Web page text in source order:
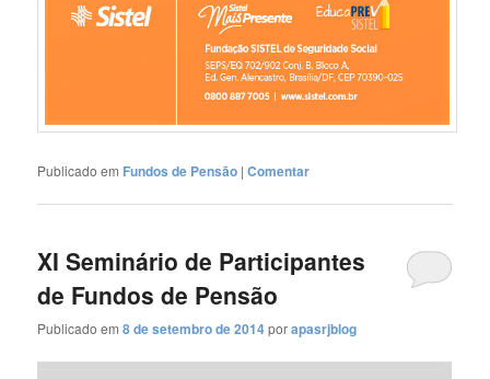
Publicado em Fundos de Pensão |Comentar
XI Seminário de Participantes
de Fundos de Pensão
Publicado em8 de setembro de 2014porapasrjblog